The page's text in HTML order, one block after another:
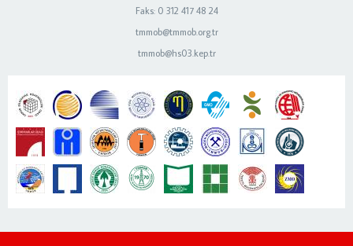
Faks: 0 312 417 48 24
tmmob@tmmob.org.tr
tmmob@hs03.kep.tr